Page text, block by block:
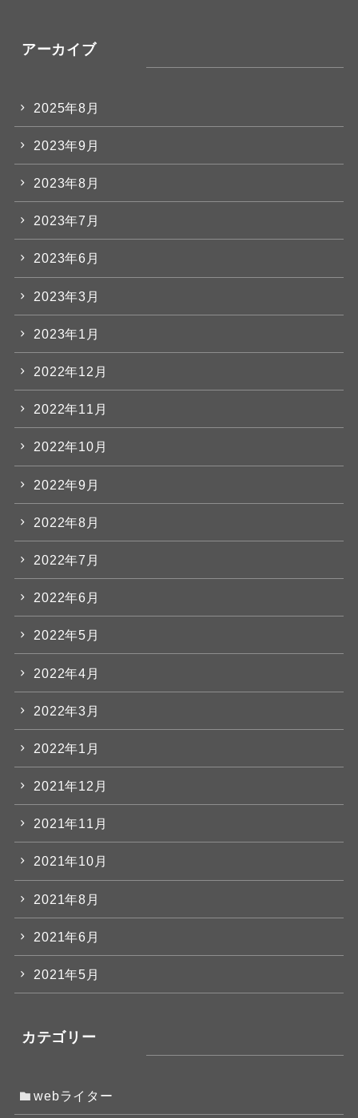
アーカイブ
2025年8月
2023年9月
2023年8月
2023年7月
2023年6月
2023年3月
2023年1月
2022年12月
2022年11月
2022年10月
2022年9月
2022年8月
2022年7月
2022年6月
2022年5月
2022年4月
2022年3月
2022年1月
2021年12月
2021年11月
2021年10月
2021年8月
2021年6月
2021年5月
カテゴリー
webライター